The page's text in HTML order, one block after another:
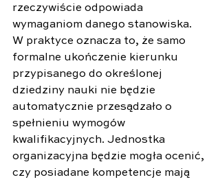
rzeczywiście odpowiada
wymaganiom danego stanowiska.
W praktyce oznacza to, że samo
formalne ukończenie kierunku
przypisanego do określonej
dziedziny nauki nie będzie
automatycznie przesądzało o
spełnieniu wymogów
kwalifikacyjnych. Jednostka
organizacyjna będzie mogła ocenić,
czy posiadane kompetencje mają